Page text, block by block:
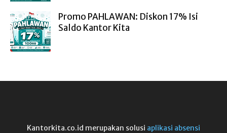
Promo PAHLAWAN: Diskon 17% Isi
Saldo Kantor Kita
Kantorkita.co.id merupakan solusi aplikasi absensi